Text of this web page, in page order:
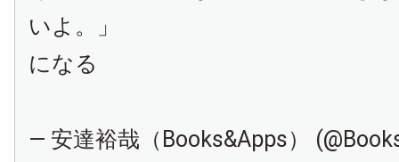
いよ。」
になる
— 安達裕哉（Books&Apps）